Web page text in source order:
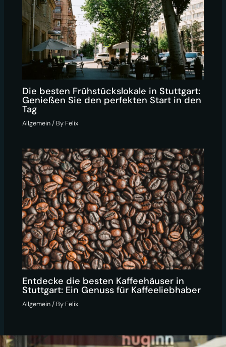
Die besten Frühstückslokale in Stuttgart:
Genießen Sie den perfekten Start in den
Tag
Allgemein/ By Felix
Entdecke die besten Kaffeehäuser in
Stuttgart: Ein Genuss für Kaffeeliebhaber
Allgemein/ By Felix